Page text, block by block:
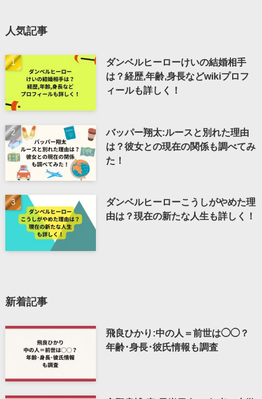
ブ
人気記事
ダンベルヒーローけいの結婚相手
は？経歴,年齢,身長などwikiプロフ
ィールも詳しく！
バッパー翔太:ルースと別れた理由
は？彼女との現在の関係も調べてみ
た！
ダンベルヒーローこうしがやめた理
由は？現在の新たな人生も詳しく！
新着記事
飛良ひかり:中の人＝前世は◯◯？
年齢･身長･彼氏情報も調査